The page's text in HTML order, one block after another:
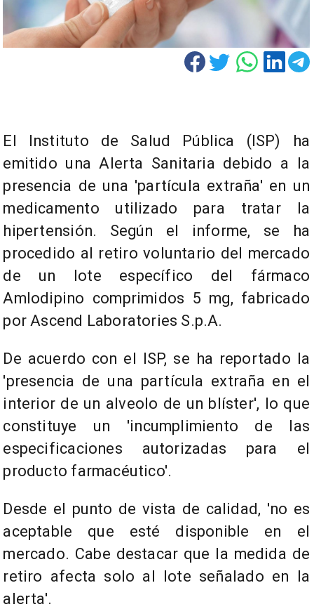
El Instituto de Salud Pública (ISP) ha
emitido una Alerta Sanitaria debido a la
presencia de una 'partícula extraña' en un
medicamento utilizado para tratar la
hipertensión. Según el informe, se ha
procedido al retiro voluntario del mercado
de un lote específico del fármaco
Amlodipino comprimidos 5 mg, fabricado
por Ascend Laboratories S.p.A.
De acuerdo con el ISP, se ha reportado la
'presencia de una partícula extraña en el
interior de un alveolo de un blíster', lo que
constituye un 'incumplimiento de las
especificaciones autorizadas para el
producto farmacéutico'.
Desde el punto de vista de calidad, 'no es
aceptable que esté disponible en el
mercado. Cabe destacar que la medida de
retiro afecta solo al lote señalado en la
alerta'.